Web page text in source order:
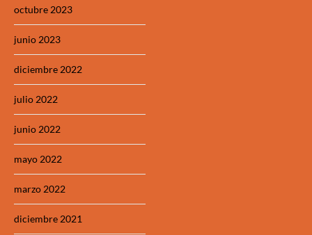
octubre 2023
junio 2023
diciembre 2022
julio 2022
junio 2022
mayo 2022
marzo 2022
diciembre 2021